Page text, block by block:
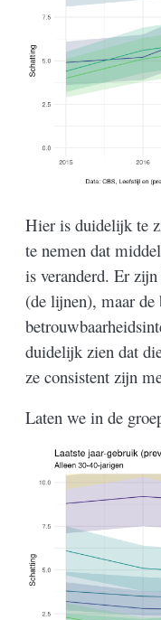
Hier is duidelijk te
te nemen dat
is veranderd. Er
(de lijnen), maar de
duidelijk zien dat
ze consistent zijn
Laten we in de